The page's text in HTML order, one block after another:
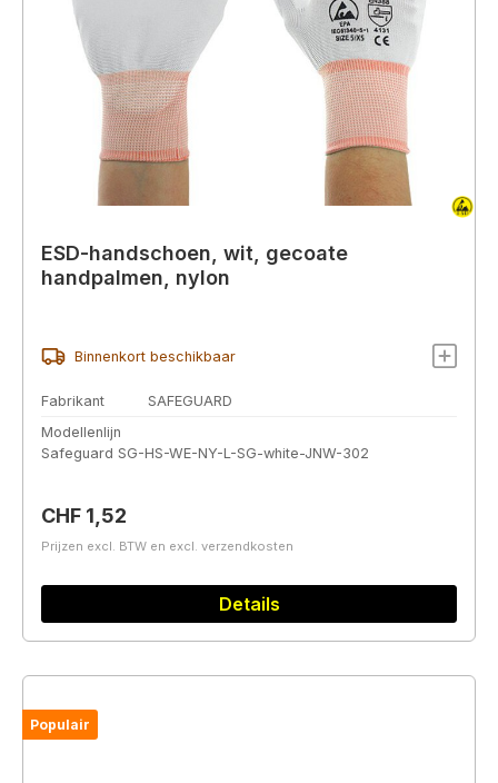
ESD-handschoen, wit, gecoate
handpalmen, nylon
Binnenkort beschikbaar
Fabrikant
SAFEGUARD
Modellenlijn
Safeguard SG-HS-WE-NY-L-SG-white-JNW-302
Normale prijs:
CHF 1,52
Prijzen excl. BTW en excl. verzendkosten
Details
Populair